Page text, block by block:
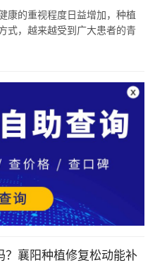
康的重视程度日益增加，种植
式，越来越受到广大患者的青
？襄阳种植修复松动能补